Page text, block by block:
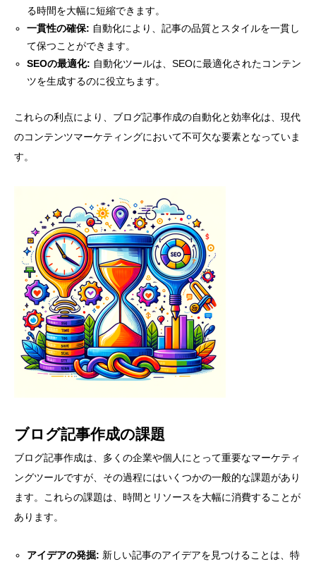
る時間を大幅に短縮できます。
一貫性の確保: 自動化により、記事の品質とスタイルを一貫し
て保つことができます。
SEOの最適化: 自動化ツールは、SEOに最適化されたコンテン
ツを生成するのに役立ちます。
これらの利点により、ブログ記事作成の自動化と効率化は、現代
のコンテンツマーケティングにおいて不可欠な要素となっていま
す。
ブログ記事作成の課題
ブログ記事作成は、多くの企業や個人にとって重要なマーケティ
ングツールですが、その過程にはいくつかの一般的な課題があり
ます。これらの課題は、時間とリソースを大幅に消費することが
あります。
アイデアの発掘: 新しい記事のアイデアを見つけることは、特